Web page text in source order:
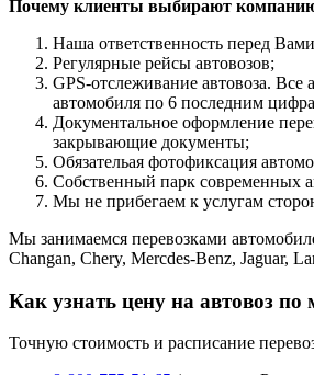
Почему клиенты выбирают
Наша ответственность перед
Регулярные рейсы автовозов;
GPS-отслеживание автовоза.
автомобиля по 6 последним
Документальное оформление
закрывающие документы;
Обязательая фотофиксация
Собственный парк современных
Мы не прибегаем к услугам
Мы занимаемся перевозками
Changan, Chery, Mercdes-Benz, Jaguar,
Как узнать цену на автовоз
Точную стоимость и расписание